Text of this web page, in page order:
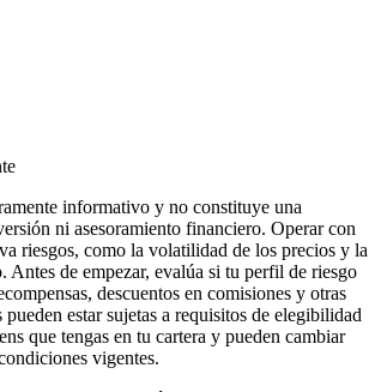
informativo y no constituye una
ni asesoramiento financiero. Operar con
riesgos, como la volatilidad de los precios y la
Antes de empezar, evalúa si tu perfil de riesgo
descuentos en comisiones y otras
pueden estar sujetas a requisitos de elegibilidad
que tengas en tu cartera y pueden cambiar
vigentes.